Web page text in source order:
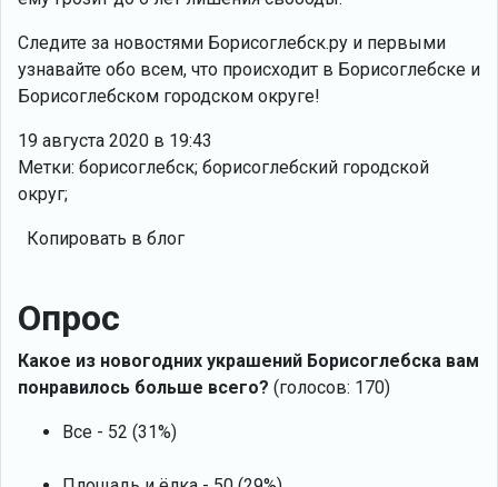
Следите за новостями Борисоглебск.ру и первыми
узнавайте обо всем, что происходит в Борисоглебске и
Борисоглебском городском округе!
19 августа 2020 в 19:43
Метки: борисоглебск; борисоглебский городской
округ;
Копировать в блог
Опрос
Какое из новогодних украшений Борисоглебска вам
понравилось больше всего? (голосов: 170)
Все - 52 (31%)